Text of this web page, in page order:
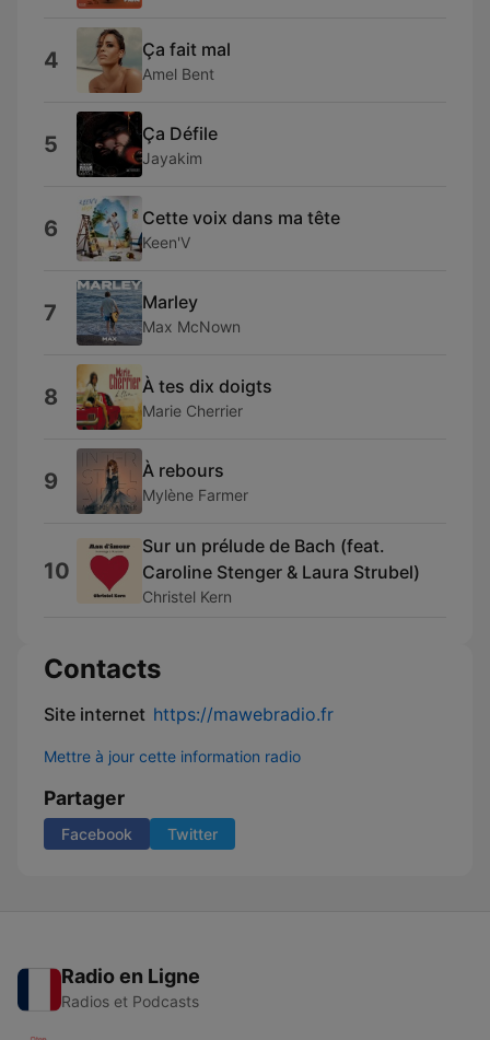
4 Ça fait mal
Amel Bent
5 Ça Défile
Jayakim
6 Cette voix dans ma tête
Keen'V
7 Marley
Max McNown
8 À tes dix doigts
Marie Cherrier
9 À rebours
Mylène Farmer
10
Sur un prélude de Bach (feat.
Caroline Stenger & Laura Strubel)
Christel Kern
Contacts
Site internet https://mawebradio.fr
Mettre à jour cette information radio
Partager
Facebook Twitter
Radio en Ligne
Radios et Podcasts